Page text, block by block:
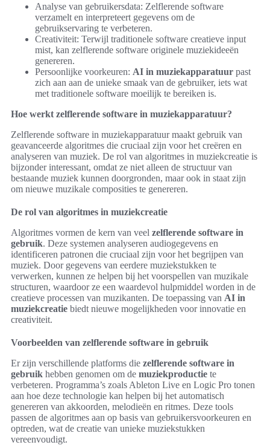
Analyse van gebruikersdata: Zelflerende software
verzamelt en interpreteert gegevens om de
gebruikservaring te verbeteren.
Creativiteit: Terwijl traditionele software creatieve input
mist, kan zelflerende software originele muziekideeën
genereren.
Persoonlijke voorkeuren: AI in muziekapparatuur past
zich aan aan de unieke smaak van de gebruiker, iets wat
met traditionele software moeilijk te bereiken is.
Hoe werkt zelflerende software in muziekapparatuur?
Zelflerende software in muziekapparatuur maakt gebruik van
geavanceerde algoritmes die cruciaal zijn voor het creëren en
analyseren van muziek. De rol van algoritmes in muziekcreatie is
bijzonder interessant, omdat ze niet alleen de structuur van
bestaande muziek kunnen doorgronden, maar ook in staat zijn
om nieuwe muzikale composities te genereren.
De rol van algoritmes in muziekcreatie
Algoritmes vormen de kern van veel zelflerende software in
gebruik. Deze systemen analyseren audiogegevens en
identificeren patronen die cruciaal zijn voor het begrijpen van
muziek. Door gegevens van eerdere muziekstukken te
verwerken, kunnen ze helpen bij het voorspellen van muzikale
structuren, waardoor ze een waardevol hulpmiddel worden in de
creatieve processen van muzikanten. De toepassing van AI in
muziekcreatie biedt nieuwe mogelijkheden voor innovatie en
creativiteit.
Voorbeelden van zelflerende software in gebruik
Er zijn verschillende platforms die zelflerende software in
gebruik hebben genomen om de muziekproductie te
verbeteren. Programma’s zoals Ableton Live en Logic Pro tonen
aan hoe deze technologie kan helpen bij het automatisch
genereren van akkoorden, melodieën en ritmes. Deze tools
passen de algoritmes aan op basis van gebruikersvoorkeuren en
optreden, wat de creatie van unieke muziekstukken
vereenvoudigt.